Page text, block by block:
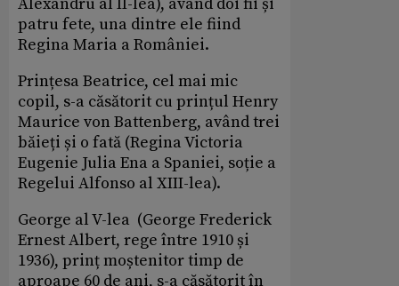
Alexandru al II-lea), având doi fii și
patru fete, una dintre ele fiind
Regina Maria a României.
Prințesa Beatrice, cel mai mic
copil, s-a căsătorit cu prințul Henry
Maurice von Battenberg, având trei
băieți și o fată (Regina Victoria
Eugenie Julia Ena a Spaniei, soție a
Regelui Alfonso al XIII-lea).
George al V-lea (George Frederick
Ernest Albert, rege între 1910 și
1936), prinț moștenitor timp de
aproape 60 de ani, s-a căsătorit în